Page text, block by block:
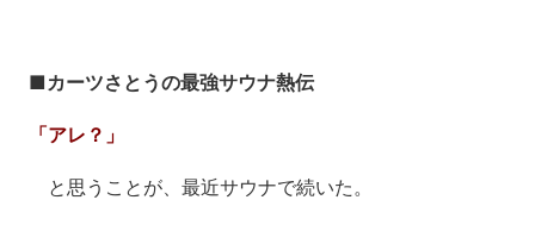
■カーツさとうの最強サウナ熱伝
「アレ？」
と思うことが、最近サウナで続いた。